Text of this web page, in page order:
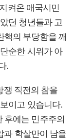
켜온 애국시민
던 청년들과 고
핵의 부당함을 깨
순한 시위가 아
.
쟁 직전의 참을
이고 있습니다.
후에는 민주주의
과 학살만이 남을